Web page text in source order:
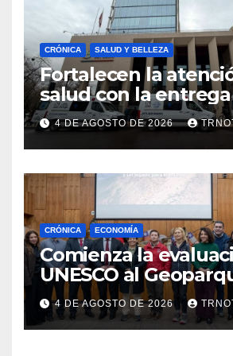
CRÓNICA SALUD Y BELLEZA
Fortalecen la
salud con la
nuevas
Cauquenes y
4 DE AGOSTO DE 2026
CRÓNICA ECONOMÍA
Comienza la
UNESCO al
Aspirante
Maule
4 DE AGOSTO DE 2026